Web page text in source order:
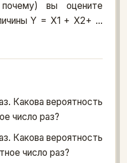
вы оцените
Y = X1 + X2+ ...
Какова вероятность
число раз?
Какова вероятность
число раз?